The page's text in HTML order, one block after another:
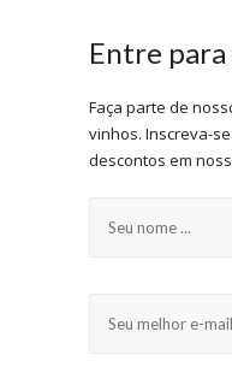
Entre para
Faça parte de
vinhos. Inscreva-
descontos em